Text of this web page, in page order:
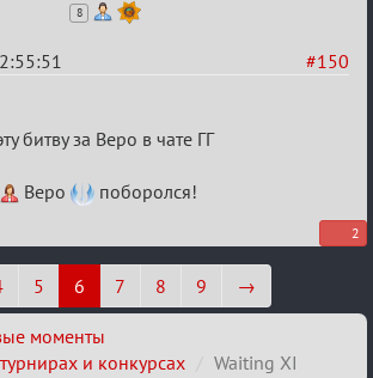
8
#150
битву за Веро в чате ГГ
Веро поборолся!
2
5 6 7 8 9 →
моменты
и конкурсах
Waiting XI